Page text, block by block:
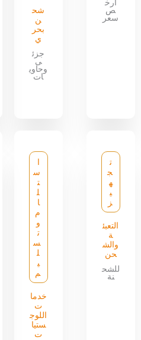
ارخ
ص
سعر
شح
ن
بحر
ي
جزئ
ى
وحاوي
ات
ت
ج
ه
ي
ز
التعبئ
ة
والش
حن
للشح
نة
س
ت
ل
ا
م
و
ت
س
ل
ي
م
خدما
ت
اللوج
ستيا
ت